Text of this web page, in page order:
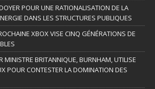
POUR UNE RATIONALISATION DE LA
DANS LES STRUCTURES PUBLIQUES
XBOX VISE CINQ GÉNÉRATIONS DE
MINISTRE BRITANNIQUE, BURNHAM, UTILISE
POUR CONTESTER LA DOMINATION DES